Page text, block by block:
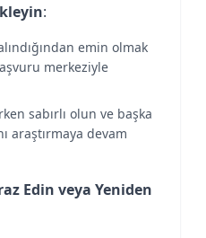
:
emin olmak
merkeziyle
sabırlı olun ve başka
araştırmaya devam
Edin veya Yeniden